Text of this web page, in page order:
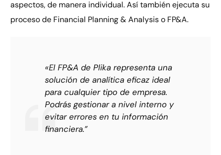
aspectos, de manera individual. Así también ejecuta su
proceso de Financial Planning & Analysis o FP&A.
«El FP&A de Plika representa una
solución de analítica eficaz ideal
para cualquier tipo de empresa.
Podrás gestionar a nivel interno y
evitar errores en tu información
financiera.”